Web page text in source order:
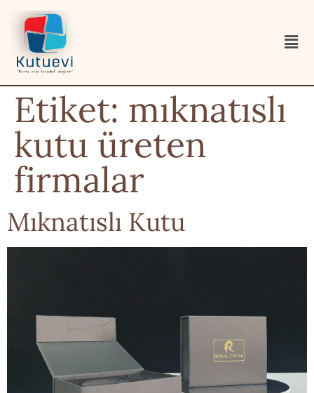
Etiket: mıknatıslı
kutu üreten
firmalar
Mıknatıslı Kutu